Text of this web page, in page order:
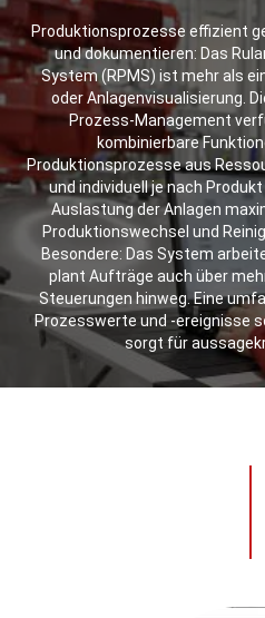
Produktionsprozesse effizient
und dokumentieren: Das
System (RPMS) ist mehr als
oder Anlagenvisualisierung.
Prozess-Management
kombinierbare
Produktionsprozesse aus
und individuell je nach
Auslastung der Anlagen
Produktionswechsel und
Besondere: Das System
plant Aufträge auch über
Steuerungen hinweg. Eine
Prozesswerte und -ereignisse
sorgt für